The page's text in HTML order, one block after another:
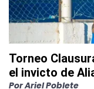
Torneo
el invicto de
PorAriel Poblete